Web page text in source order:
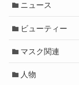
ニュース
ビューティー
マスク関連
人物